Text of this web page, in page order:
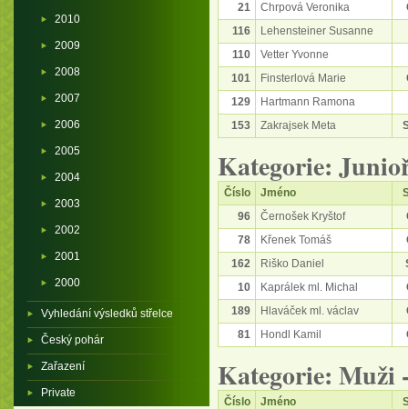
21
Chrpová Veronika
116
Lehensteiner Susanne
110
Vetter Yvonne
101
Finsterlová Marie
129
Hartmann Ramona
153
Zakrajsek Meta
Kategorie:
Číslo Jméno
96
Černošek Kryštof
78
Křenek Tomáš
162
Riško Daniel
10
Kaprálek ml. Michal
189
Hlaváček ml. václav
81
Hondl Kamil
Kategorie: Muži
Číslo Jméno
2010
2009
2008
2007
2006
2005
2004
2003
2002
2001
2000
Vyhledání výsledků střelce
Český pohár
Zařazení
Private